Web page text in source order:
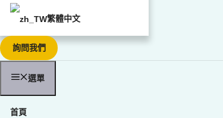
繁體中文
詢問我們
選單
首頁